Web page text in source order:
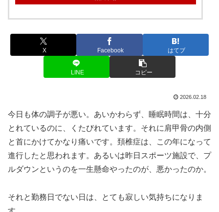
X Facebook はてブ
LINE コピー
2026.02.18
今日も体の調子が悪い。あいかわらず、睡眠時間は、十分
とれているのに、くたびれています。それに肩甲骨の内側
と首にかけてかなり痛いです。頚椎症は、この年になって
進行したと思われます。あるいは昨日スポーツ施設で、プ
ルダウンというのを一生懸命やったのが、悪かったのか。
それと勤務日でない日は、とても寂しい気持ちになりま